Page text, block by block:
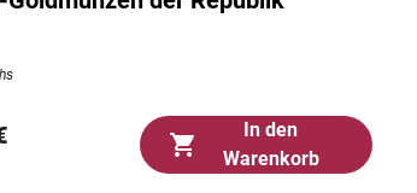
In den
Warenkorb